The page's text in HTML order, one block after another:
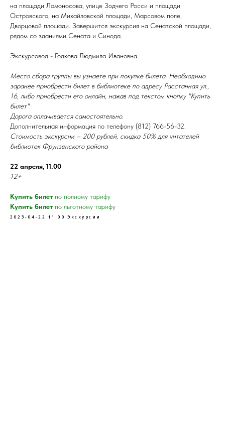
на площади Ломоносова, улице Зодчего Росси и площади
Островского, на Михайловской площади, Марсовом поле,
Дворцовой площади. Завершится экскурсия на Сенатской площади,
рядом со зданиями Сената и Синода.
Экскурсовод - Годкова Людмила Ивановна
Место сбора группы вы узнаете при покупке билета. Необходимо
заранее приобрести билет в библиотеке по адресу Расстанная ул.,
16, либо приобрести его онлайн, нажав под текстом кнопку "Купить
билет".
Дорога оплачивается самостоятельно.
Дополнительная информация по телефону (812) 766-56-32.
Стоимость экскурсии – 200 рублей, скидка 50% для читателей
библиотек Фрунзенского района
22 апреля, 11.00
12+
Купить билет по полному тарифу
Купить билет по льготному тарифу
2023-04-22 11:00 Экскурсии